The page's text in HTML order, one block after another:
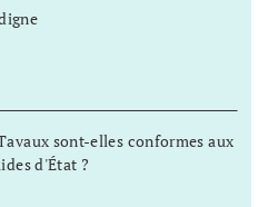
sont-elles conformes aux
d'État ?